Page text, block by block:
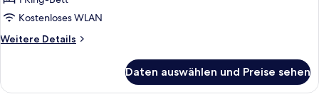
Kostenloses WLAN
Weitere Details
Weitere
1 King-
Daten auswählen und Preise sehen